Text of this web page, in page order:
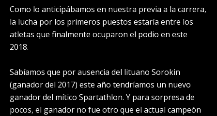
Como lo anticipábamos en nuestra previa a la carrera,
la lucha por los primeros puestos estaría entre los
atletas que finalmente ocuparon el podio en este
2018.
Sabíamos que por ausencia del lituano Sorokin
(ganador del 2017) este año tendríamos un nuevo
ganador del mítico Spartathlon. Y para sorpresa de
pocos, el ganador no fue otro que el actual campeón